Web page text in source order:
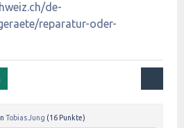
de-
reparatur-oder-
Tobias Jung (16 Punkte)